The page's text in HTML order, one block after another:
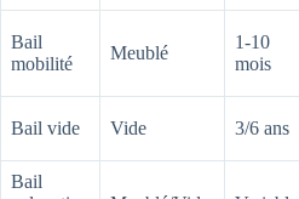
Bail
mobilité
Meublé
1-10
mois
Bail vide Vide 3/6 ans
Bail